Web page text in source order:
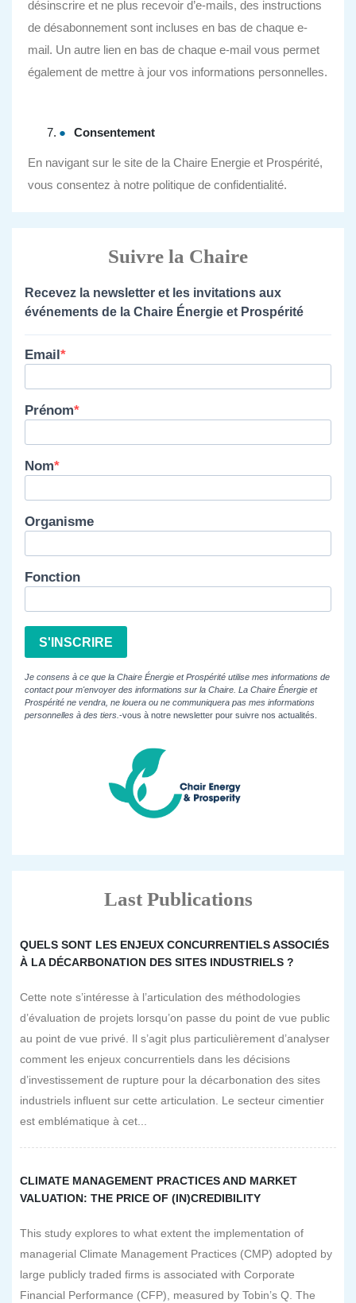
désinscrire et ne plus recevoir d’e-mails, des instructions
de désabonnement sont incluses en bas de chaque e-
mail. Un autre lien en bas de chaque e-mail vous permet
également de mettre à jour vos informations personnelles.
Consentement
En navigant sur le site de la Chaire Energie et Prospérité,
vous consentez à notre politique de confidentialité.
Suivre la Chaire
Recevez la newsletter et les invitations aux
événements de la Chaire Énergie et Prospérité
Email
Prénom
Nom
Organisme
Fonction
S'INSCRIRE
Je consens à ce que la Chaire Énergie et Prospérité utilise mes informations de
contact pour m'envoyer des informations sur la Chaire. La Chaire Énergie et
Prospérité ne vendra, ne louera ou ne communiquera pas mes informations
personnelles à des tiers. -vous à notre newsletter pour suivre nos actualités.
Last Publications
QUELS SONT LES ENJEUX CONCURRENTIELS ASSOCIÉS
À LA DÉCARBONATION DES SITES INDUSTRIELS ?
Cette note s’intéresse à l’articulation des méthodologies
d’évaluation de projets lorsqu’on passe du point de vue public
au point de vue privé. Il s’agit plus particulièrement d’analyser
comment les enjeux concurrentiels dans les décisions
d’investissement de rupture pour la décarbonation des sites
industriels influent sur cette articulation. Le secteur cimentier
est emblématique à cet...
CLIMATE MANAGEMENT PRACTICES AND MARKET
VALUATION: THE PRICE OF (IN)CREDIBILITY
This study explores to what extent the implementation of
managerial Climate Management Practices (CMP) adopted by
large publicly traded firms is associated with Corporate
Financial Performance (CFP), measured by Tobin’s Q. The